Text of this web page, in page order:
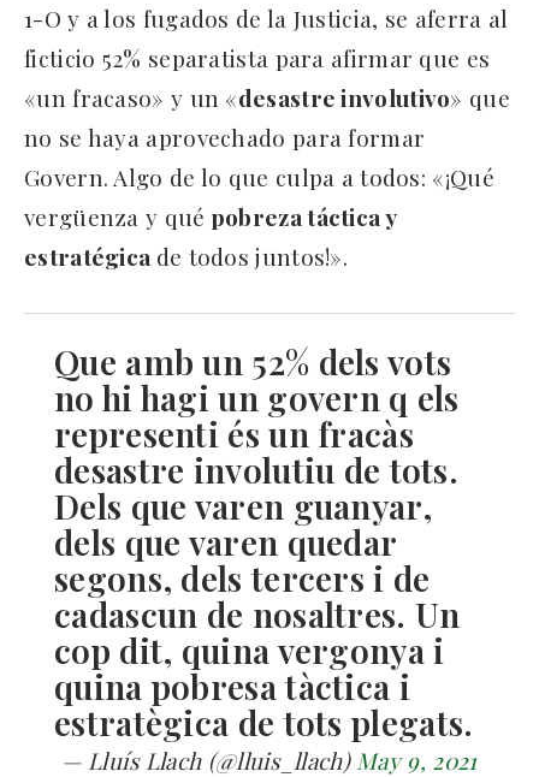
1-O y a los fugados de la Justicia, se aferra al
ficticio 52% separatista para afirmar que es
«un fracaso» y un «desastre involutivo» que
no se haya aprovechado para formar
Govern. Algo de lo que culpa a todos: «¡Qué
vergüenza y qué pobreza táctica y
estratégica de todos juntos!».
Que amb un 52% dels vots
no hi hagi un govern q els
representi és un fracàs
desastre involutiu de tots.
Dels que varen guanyar,
dels que varen quedar
segons, dels tercers i de
cadascun de nosaltres. Un
cop dit, quina vergonya i
quina pobresa tàctica i
estratègica de tots plegats.
— Lluís Llach (@lluis_llach) May 9, 2021